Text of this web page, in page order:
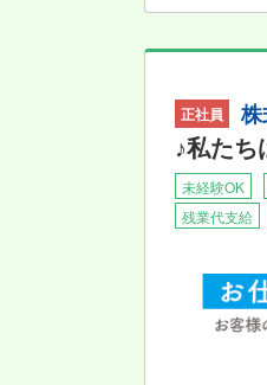
・お話する
・人の役に
★自分で考
「カーブス
自分で考え
人々が運
正社員
♪私たち
未経験OK
残業代支給